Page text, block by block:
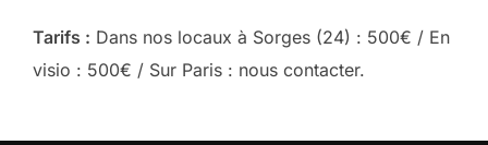
Tarifs : Dans nos locaux à Sorges (24) : 500€ / En
visio : 500€ / Sur Paris : nous contacter.